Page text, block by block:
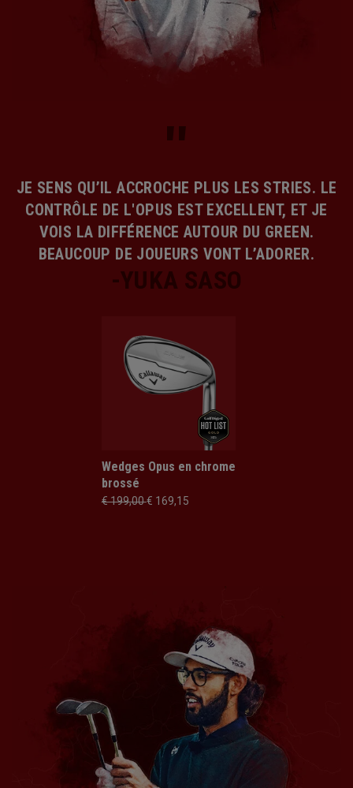
JE SENS QU’IL ACCROCHE PLUS LES STRIES. LE
CONTRÔLE DE L'OPUS EST EXCELLENT, ET JE
VOIS LA DIFFÉRENCE AUTOUR DU GREEN.
BEAUCOUP DE JOUEURS VONT L’ADORER.
Wedges Opus en chrome
brossé
€ 199,00€ 169,15